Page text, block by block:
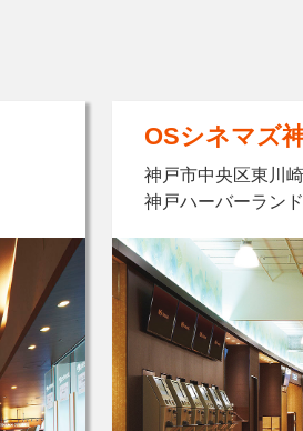
OSシネマズ
神戸市中央区東川
神戸ハーバーラン